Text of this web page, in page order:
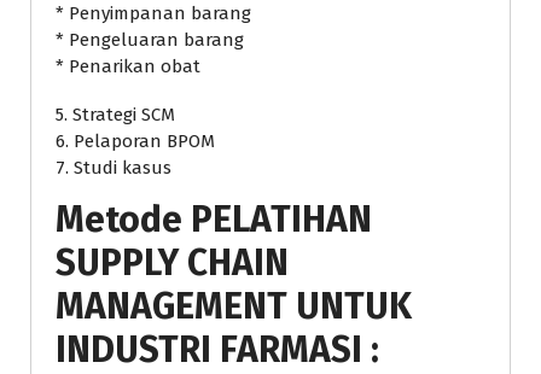
* Penyimpanan barang
* Pengeluaran barang
* Penarikan obat
5. Strategi SCM
6. Pelaporan BPOM
7. Studi kasus
Metode PELATIHAN
SUPPLY CHAIN
MANAGEMENT UNTUK
INDUSTRI FARMASI :